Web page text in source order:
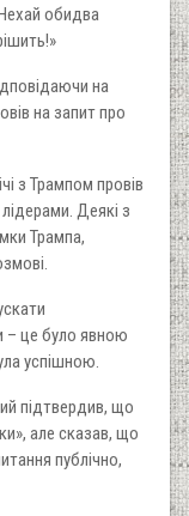
обидва
на
на запит про
з Трампом провів
Деякі з
Трампа,
– це було явною
успішною.
підтвердив, що
але сказав, що
публічно,